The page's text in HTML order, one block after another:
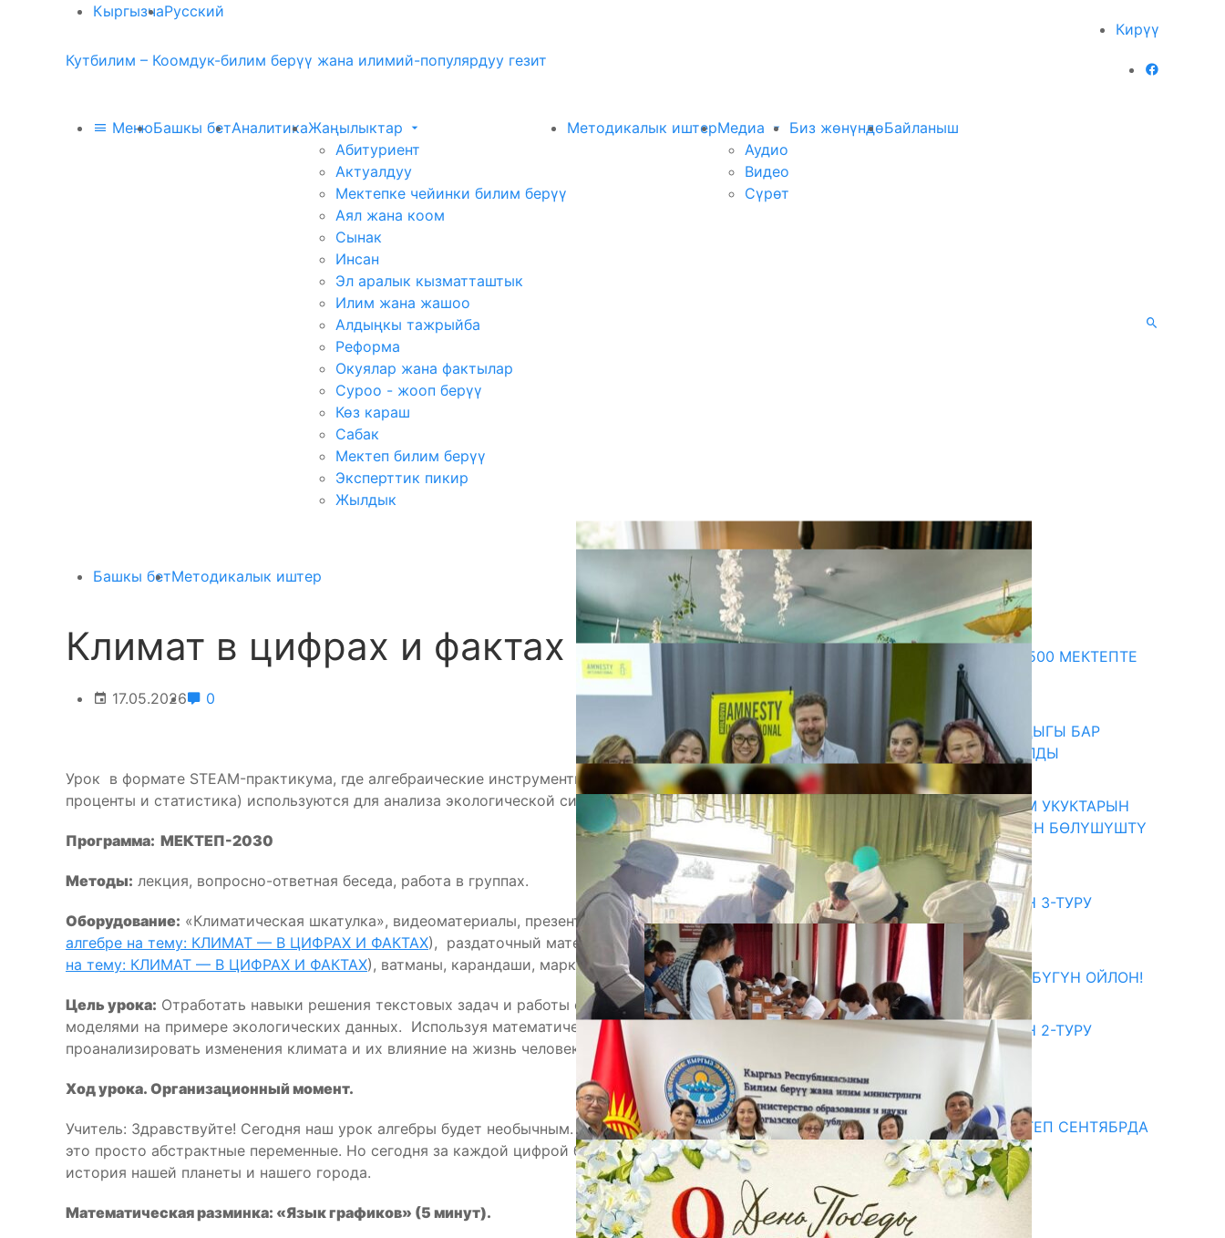
КыргызчаРусский
Кирүү
Кутбилим – Коомдук-билим берүү жана илимий-популярдуу гезит
МенюБашкы бетАналитикаЖаңылыктар
Абитуриент
Актуалдуу
Мектепке чейинки билим берүү
Аял жана коом
Сынак
Инсан
Эл аралык кызматташтык
Илим жана жашоо
Алдыңкы тажрыйба
Реформа
Окуялар жана фактылар
Суроо - жооп берүү
Көз караш
Сабак
Мектеп билим берүү
Эксперттик пикир
Жылдык
Методикалык иштерМедиа
Аудио
Видео
Сүрөт
Биз жөнүндөБайланыш
Башкы бетМетодикалык иштер
Климат в цифрах и фактах
17.05.2026 0
9 Г. класс, алгебра
Урок в формате STEAM-практикума, где алгебраические инструменты (функции, прогрессии,
проценты и статистика) используются для анализа экологической ситуации.
Программа: МЕКТЕП-2030
Методы: лекция, вопросно-ответная беседа, работа в группах.
Оборудование: «Климатическая шкатулка», видеоматериалы, презентация(Презентация урока по
алгебре на тему: КЛИМАТ — В ЦИФРАХ И ФАКТАХ), раздаточный материал(Раздаточный материал
на тему: КЛИМАТ — В ЦИФРАХ И ФАКТАХ), ватманы, карандаши, маркеры.
Цель урока: Отработать навыки решения текстовых задач и работы с математическими
моделями на примере экологических данных. Используя математический расчет,
проанализировать изменения климата и их влияние на жизнь человека.
Ходурока. Организационный момент.
Учитель: Здравствуйте! Сегодня наш урок алгебры будет необычным. Мы привыкли, что x и y —
это просто абстрактные переменные. Но сегодня за каждой цифрой будет стоять реальная
история нашей планеты и нашего города.
Математическая разминка: «Язык графиков» (5 минут).
Акыркы жаңылыктар
ПРЕЗИДЕНТТИН ЖАРЛЫГЫ: 500 МЕКТЕПТЕ
ШАХМАТ ИЙРИМИ АЧЫЛАТ
06.08.2026
СҮЛҮКТҮ: ӨЗГӨЧӨ МУКТАЖДЫГЫ БАР
БАЛДАР ҮЧҮН БОРБОР АЧЫЛДЫ
06.08.2026
КЫРГЫЗ ЭКСПЕРТТЕРИ АДАМ УКУКТАРЫН
ОКУТУУ ТАЖРЫЙБАСЫ МЕНЕН БӨЛҮШҮШТҮ
06.08.2026
Абитуриент
ЖОЖДОРГО КАБЫЛ АЛУУНУН 3-ТУРУ
БАШТАЛДЫ
27.07.2026
ӨЗҮҢДҮН КЕЛЕЧЕГИҢ ҮЧҮН БҮГҮН ОЙЛОН!
20.07.2026
ЖОЖДОРГО КАБЫЛ АЛУУНУН 2-ТУРУ
20.07.2026
Медиа
СУЗАКТА 750 ОРУНДУУ МЕКТЕП СЕНТЯБРДА
ПАЙДАЛАНУУГА БЕРИЛЕТ
07.08.2025
Улуу Жеңиштин жандуу сөзү
29.04.2025